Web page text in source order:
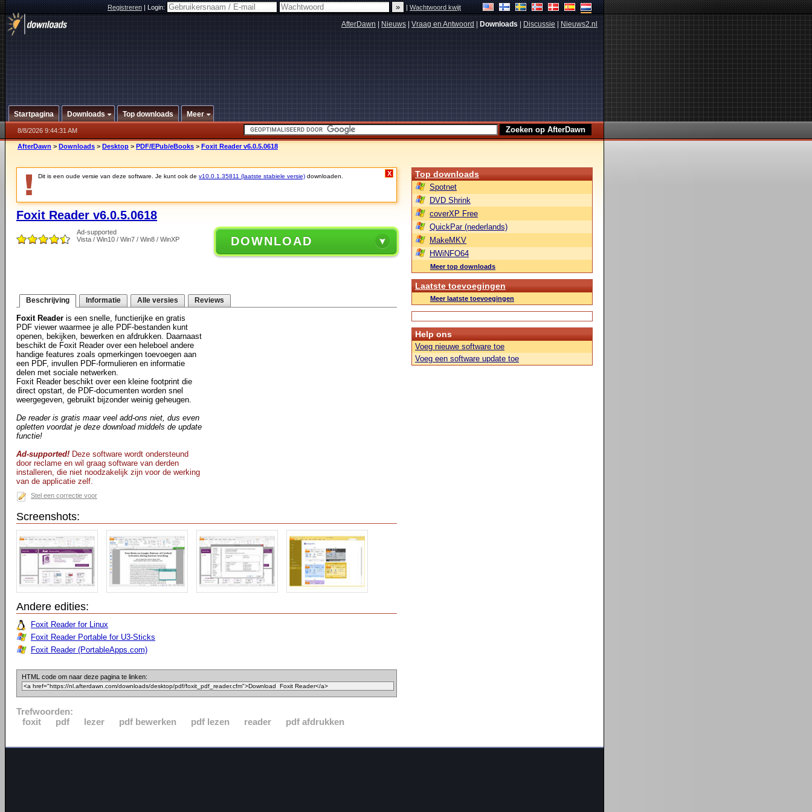
Registreren|Login: |Wachtwoord kwijt
AfterDawn Nieuws Vraag en Antwoord Downloads Discussie Nieuws2.nl
Startpagina Downloads Top downloads Meer
8/8/2026 9:44:31 AM
AfterDawn > Downloads > Desktop > PDF/EPub/eBooks > Foxit Reader v6.0.5.0618
Dit is een oude versie van deze software. Je kunt ook de v10.0.1.35811 (laatste stabiele versie) downloaden. X
Foxit Reader v6.0.5.0618
Ad-supported
Vista / Win10 / Win7 / Win8 / WinXP
DOWNLOAD
Beschrijving Informatie Alle versies Reviews
Foxit Reader is een snelle, functierijke en gratis
PDF viewer waarmee je alle PDF-bestanden kunt
openen, bekijken, bewerken en afdrukken. Daarnaast
beschikt de Foxit Reader over een heleboel andere
handige features zoals opmerkingen toevoegen aan
een PDF, invullen PDF-formulieren en informatie
delen met sociale netwerken.
Foxit Reader beschikt over een kleine footprint die
direct opstart, de PDF-documenten worden snel
weergegeven, gebruikt bijzonder weinig geheugen.
De reader is gratis maar veel add-ons niet, dus even
opletten voordat je deze download middels de update
functie!
Ad-supported! Deze software wordt ondersteund
door reclame en wil graag software van derden
installeren, die niet noodzakelijk zijn voor de werking
van de applicatie zelf.
Stel een correctie voor
Screenshots:
Andere edities:
Foxit Reader for Linux
Foxit Reader Portable for U3-Sticks
Foxit Reader (PortableApps.com)
HTML code om naar deze pagina te linken:
Trefwoorden:
foxit
pdf lezer pdf bewerken pdf lezen reader pdf afdrukken
Top downloads
Spotnet
DVD Shrink
coverXP Free
QuickPar (nederlands)
MakeMKV
HWiNFO64
Meer top downloads
Laatste toevoegingen
Meer laatste toevoegingen
Help ons
Voeg nieuwe software toe
Voeg een software update toe